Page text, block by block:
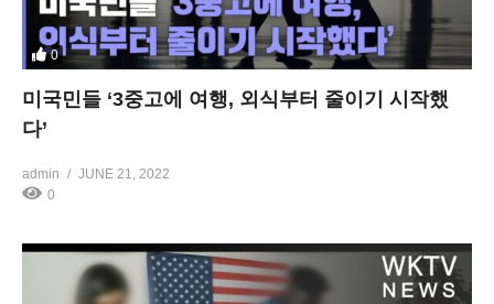
0
미국민들 ‘3중고에 여행, 외식부터 줄이기 시작했
다’
admin
JUNE 21, 2022
0